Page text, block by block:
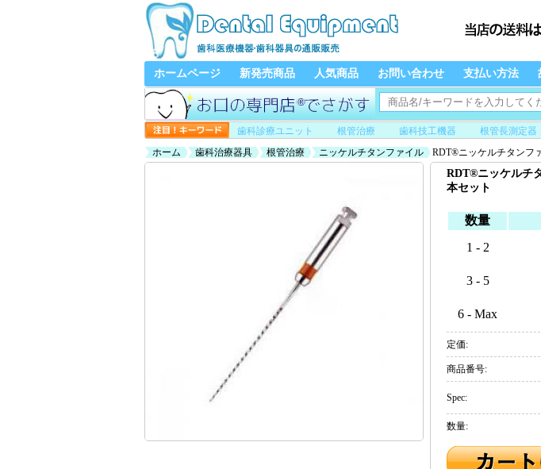
ホームページ 新発売商品 人気商品 お問い合わせ 支払い方法
歯科診療ユニット 根管治療 歯科技工機器 根管長測定器
ホーム
歯科治療器具 根管治療 ニッケルチタンファイル RDT®ニッケルチタンフ
RDT®ニッケルチ
本セット
数量
1 - 2
3 - 5
6 - Max
定価:
商品番号:
Spec:
数量: